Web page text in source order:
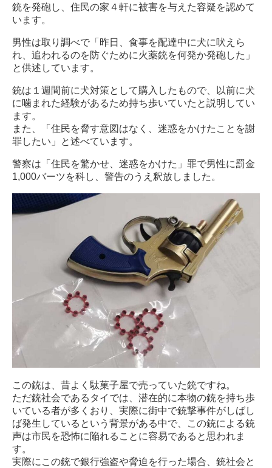
銃を発砲し、住民の家４軒に被害を与えた容疑を認めて
います。
男性は取り調べで「昨日、食事を配達中に犬に吠えら
れ、追われるのを防ぐために火薬銃を何発か発砲した」
と供述しています。
銃は１週間前に犬対策として購入したもので、以前に犬
に噛まれた経験があるため持ち歩いていたと説明してい
ます。
また、「住民を脅す意図はなく、迷惑をかけたことを謝
罪したい」と述べています。
警察は「住民を驚かせ、迷惑をかけた」罪で男性に罰金
1,000バーツを科し、警告のうえ釈放しました。
この銃は、昔よく駄菓子屋で売っていた銃ですね。
ただ銃社会であるタイでは、潜在的に本物の銃を持ち歩
いている者が多くおり、実際に街中で銃撃事件がしばし
ば発生しているという背景がある中で、この銃による銃
声は市民を恐怖に陥れることに容易であると思われま
す。
実際にこの銃で銀行強盗や脅迫を行った場合、銃社会と